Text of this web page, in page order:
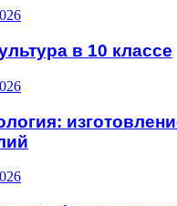
в 10 классе